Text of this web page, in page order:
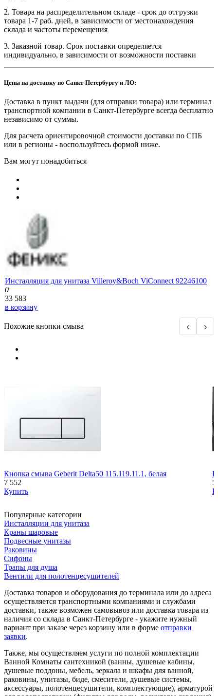
2. Товара на распределительном складе - срок до отгрузки
товара 1-7 раб. дней, в зависимости от местонахождения
склада и частоты перемещения
3. Заказной товар. Срок поставки определяется
индивидуально, в зависимости от возможности поставки
Цены на доставку по Санкт-Петербургу и ЛО:
Доставка в пункт выдачи (для отправки товара) или терминал
транспортной компании в Санкт-Петербурге всегда бесплатно
независимо от суммы.
Для расчета ориентировочной стоимости доставки по СПБ
или в регионы - воспользуйтесь формой ниже.
Вам могут понадобиться
Инсталляция для унитаза Villeroy&Boch ViConnect 92246100
0
33 583
в корзину
Похожие кнопки смыва ‹ ›
Кнопка смыва Geberit Delta50 115.119.11.1, белая
7 552
Купить
5
Популярные категории
Инсталляции для унитаза
Краны шаровые
Подвесные унитазы
Раковины
Сифоны
Трапы для душа
Вентили для полотенцесушителей
Доставка товаров и оборудования до терминала или до адреса
осуществляется транспортными компаниями и службами
доставки, также возможен самовывоз или доставка товара из
наличия со склада в Санкт-Петербурге - укажите нужный
вариант при заказе через корзину или в форме отправки
заявки.
Также, мы осуществляем услуги по полной комплектации
Ванной Комнаты сантехникой (ванны, душевые кабины,
душевые поддоны, мебель, зеркала и шкафы для ванной,
раковины, унитазы, биде, смесители, душевые системы,
аксессуары, полотенцесушители, комплектующие), арматурой